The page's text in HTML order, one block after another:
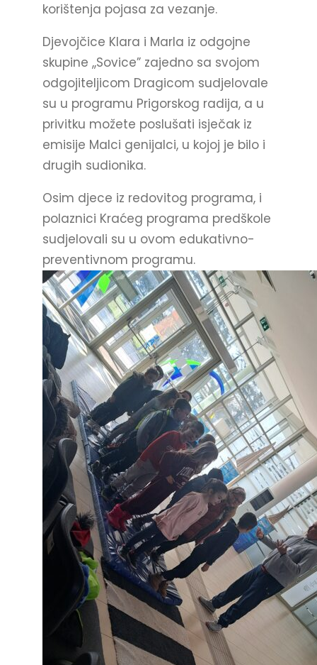
korištenja pojasa za vezanje.
Djevojčice Klara i Marla iz odgojne
skupine ,,Sovice” zajedno sa svojom
odgojiteljicom Dragicom sudjelovale
su u programu Prigorskog radija, a u
privitku možete poslušati isječak iz
emisije Malci genijalci, u kojoj je bilo i
drugih sudionika.
Osim djece iz redovitog programa, i
polaznici Kraćeg programa predškole
sudjelovali su u ovom edukativno-
preventivnom programu.